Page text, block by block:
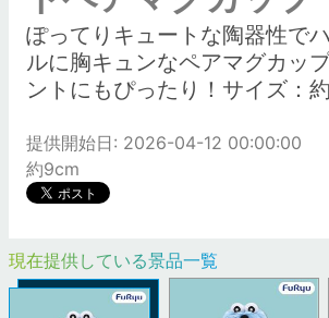
ぽってりキュートな陶器性で
ルに胸キュンなペアマグカッ
ントにもぴったり！サイズ：
提供開始日: 2026-04-12 00:00:00
約9cm
現在提供している景品一覧